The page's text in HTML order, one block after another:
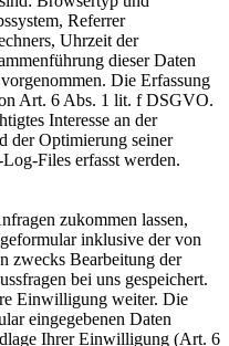
Referrer
Uhrzeit der
dieser Daten
Die Erfassung
Art. 6 Abs. 1 lit. f DSGVO.
Interesse an der
der Optimierung seiner
Files erfasst werden.
zukommen lassen,
inklusive der von
zwecks Bearbeitung der
bei uns gespeichert.
Einwilligung weiter. Die
eingegebenen Daten
Ihrer Einwilligung (Art. 6